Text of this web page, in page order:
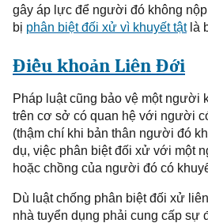
gây áp lực để người đó không
bị phân biệt đối xử vì khuyết tậtlà
Điều khoản Liên Đới
Pháp luật cũng bảo vệ một người
trên cơ sở có quan hệ với người
(thậm chí khi bản thân người đó
dụ, việc phân biệt đối xử với một
hoặc chồng của người đó có
Dù luật chống phân biệt đối xử
nhà tuyển dụng phải cung cấp sự